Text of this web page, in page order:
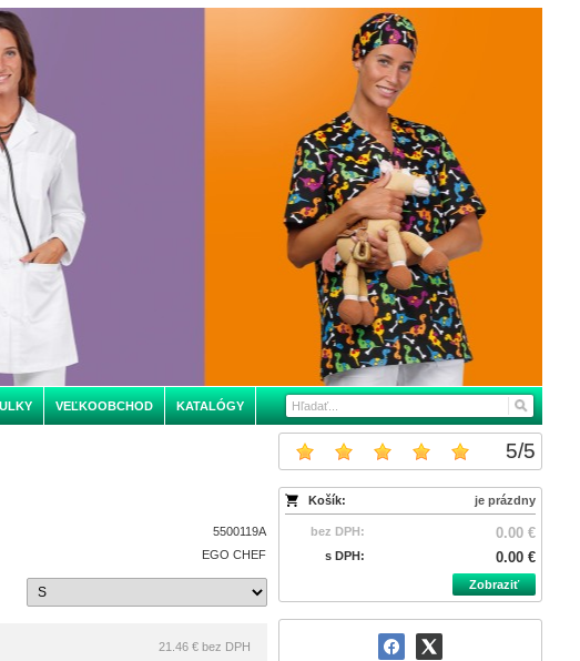
VEĽKOOBCHOD KATALÓGY
5/5
Košík: je prázdny
bez DPH: 0.00 €
s DPH: 0.00 €
Zobraziť
5500119A
EGO CHEF
21.46 € bez DPH